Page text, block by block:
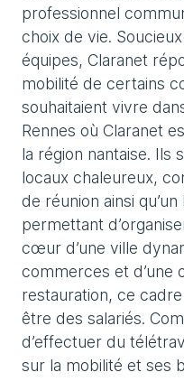
professionnel
choix de vie.
équipes, Claranet
mobilité de certains
souhaitaient vivre
Rennes où Claranet
la région nantaise. Ils
locaux chaleureux,
de réunion ainsi
permettant
cœur d’une ville
commerces et d’une
restauration, ce
être des salariés.
d’effectuer du
sur la mobilité et ses